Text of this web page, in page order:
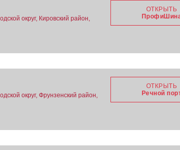
округ, Кировский район,
ОТКРЫТЬ
округ, Фрунзенский район,
ОТКРЫТЬ
Речной